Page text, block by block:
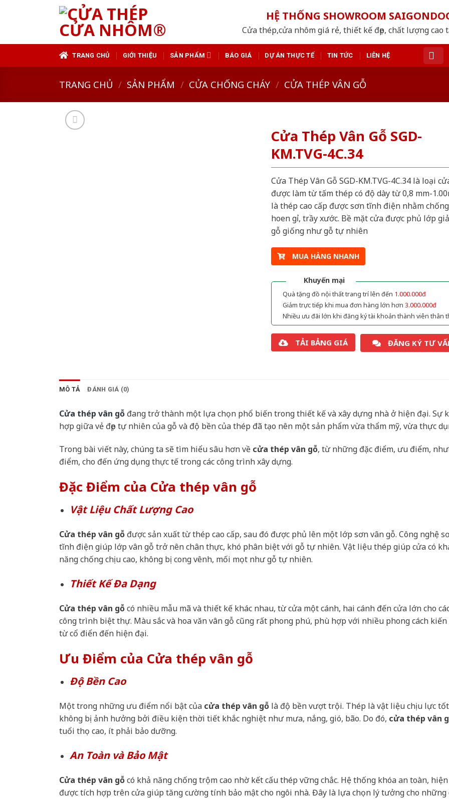
HỆ THỐNG SHOWROOM
Cửa thép,cửa nhôm giá rẻ, thiết kế đẹp, chất lượng cao
TRANG CHỦ GIỚI THIỆU SẢN PHẨM BÁO GIÁ DỰ ÁN THỰC TẾ TIN TỨC LIÊN HỆ
TRANG CHỦ / SẢN PHẨM / CỬA CHỐNG CHÁY / CỬA THÉP VÂN GỖ
Cửa Thép Vân Gỗ SGD-
KM.TVG-4C.34
Cửa Thép Vân Gỗ SGD-KM.TVG-4C.34 là loại
được làm từ tấm thép có độ dày từ 0,8 mm-
là thép cao cấp được sơn tĩnh điện nhằm chống
hoen gỉ, trầy xước. Bề mặt cửa được phủ lớp
gỗ giống như gỗ tự nhiên
MUA HÀNG NHANH
Khuyến mại
Quà tặng đồ nội thất trang trí lên đến 1.000.000đ
Giảm trực tiếp khi mua đơn hàng lớn hơn 3.000.000đ
Nhiều ưu đãi lớn khi đăng ký tài khoản thành viên thân
TẢI BẢNG GIÁ ĐĂNG KÝ TƯ
MÔ TẢ ĐÁNH GIÁ (0)
Cửa thép vân gỗ đang trở thành một lựa chọn phổ biến trong thiết kế và xây dựng nhà ở hiện đại. Sự
hợp giữa vẻ đẹp tự nhiên của gỗ và độ bền của thép đã tạo nên một sản phẩm vừa thẩm mỹ, vừa thực
Trong bài viết này, chúng ta sẽ tìm hiểu sâu hơn về cửa thép vân gỗ, từ những đặc điểm, ưu điểm,
điểm, cho đến ứng dụng thực tế trong các công trình xây dựng.
Đặc Điểm của Cửa thép vân gỗ
Vật Liệu Chất Lượng Cao
Cửa thép vân gỗ được sản xuất từ thép cao cấp, sau đó được phủ lên một lớp sơn vân gỗ. Công nghệ
tĩnh điện giúp lớp vân gỗ trở nên chân thực, khó phân biệt với gỗ tự nhiên. Vật liệu thép giúp cửa có
năng chống chịu cao, không bị cong vênh, mối mọt như gỗ tự nhiên.
Thiết Kế Đa Dạng
Cửa thép vân gỗcó nhiều mẫu mã và thiết kế khác nhau, từ cửa một cánh, hai cánh đến cửa lớn cho
công trình biệt thự. Màu sắc và hoa văn vân gỗ cũng rất phong phú, phù hợp với nhiều phong cách
từ cổ điển đến hiện đại.
Ưu Điểm của Cửa thép vân gỗ
Độ Bền Cao
Một trong những ưu điểm nổi bật của cửa thép vân gỗ là độ bền vượt trội. Thép là vật liệu chịu lực
không bị ảnh hưởng bởi điều kiện thời tiết khắc nghiệt như mưa, nắng, gió, bão. Do đó, cửa thép vân
tuổi thọ cao, ít phải bảo dưỡng.
An Toàn và Bảo Mật
Cửa thép vân gỗcó khả năng chống trộm cao nhờ kết cấu thép vững chắc. Hệ thống khóa an toàn,
được tích hợp trên cửa giúp tăng cường tính bảo mật cho ngôi nhà. Đây là lựa chọn lý tưởng cho những